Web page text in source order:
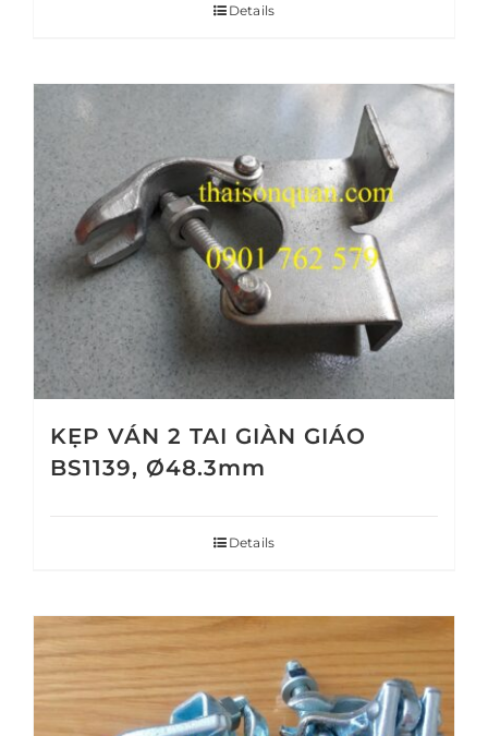
Details
KẸP VÁN 2 TAI GIÀN GIÁO
BS1139, Ø48.3mm
Details